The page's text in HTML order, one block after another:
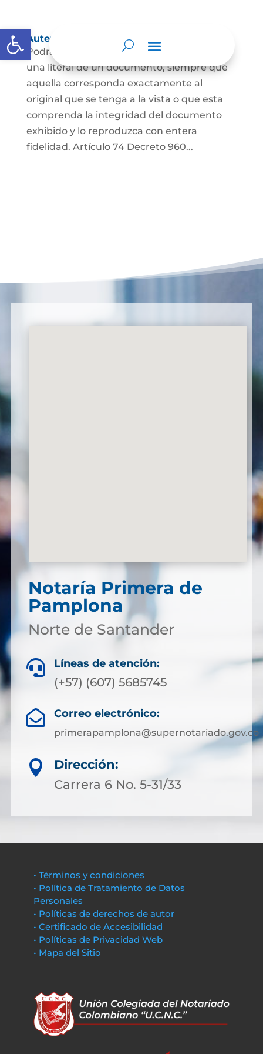
Abrir barra de herramientas
Autenticación de Copias
Podrá autenticarse una copia mecánica o
una literal de un documento, siempre que
aquella corresponda exactamente al
original que se tenga a la vista o que esta
comprenda la integridad del documento
exhibido y lo reproduzca con entera
fidelidad. Artículo 74 Decreto 960...
Notaría Primera de
Pamplona
Norte de Santander
 Líneas de atención:
(+57) (607) 5685745
 Correo electrónico:
primerapamplona@supernotariado.gov.co

Dirección:
Carrera 6 No. 5-31/33
• Términos y condiciones
• Política de Tratamiento de Datos
Personales
• Políticas de derechos de autor
• Certificado de Accesibilidad
• Políticas de Privacidad Web
• Mapa del Sitio